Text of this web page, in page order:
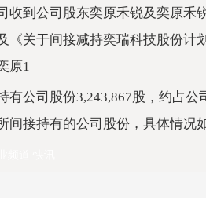
收到公司股东奕原禾锐及奕原禾
《关于间接减持奕瑞科技股份计
原1
有公司股份3,243,867股，约占
间接持有的公司股份，具体情况